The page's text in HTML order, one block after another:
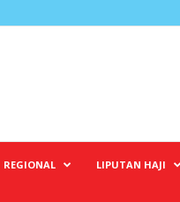
REGIONAL LIPUTAN HAJI